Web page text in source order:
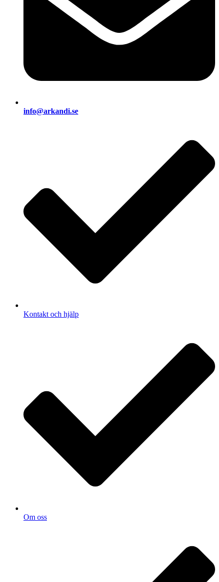
info@arkandi.se
Kontakt och hjälp
Om oss